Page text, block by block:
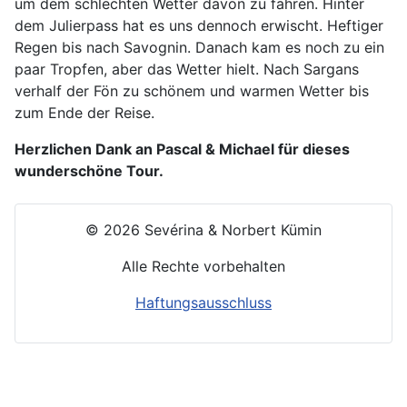
um dem schlechten Wetter davon zu fahren. Hinter
dem Julierpass hat es uns dennoch erwischt. Heftiger
Regen bis nach Savognin. Danach kam es noch zu ein
paar Tropfen, aber das Wetter hielt. Nach Sargans
verhalf der Fön zu schönem und warmen Wetter bis
zum Ende der Reise.
Herzlichen Dank an Pascal & Michael für dieses
wunderschöne Tour.
© 2026 Sevérina & Norbert Kümin
Alle Rechte vorbehalten
Haftungsausschluss